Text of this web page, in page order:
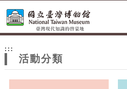
網
站
主
:::
活動分類